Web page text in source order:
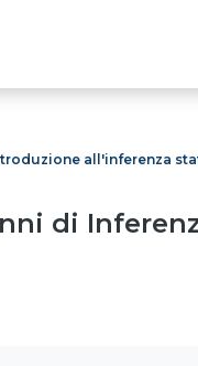
all'inferenza
di